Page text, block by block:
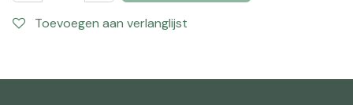
Toevoegen aan verlanglijst